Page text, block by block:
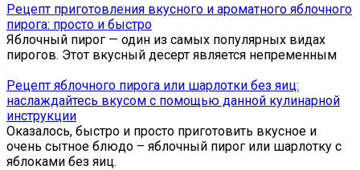
Рецепт приготовления вкусного и ароматного яблочного
пирога: просто и быстро
Яблочный пирог — один из самых популярных видах
пирогов. Этот вкусный десерт является непременным
Рецепт яблочного пирога или шарлотки без яиц:
наслаждайтесь вкусом с помощью данной кулинарной
инструкции
Оказалось, быстро и просто приготовить вкусное и
очень сытное блюдо – яблочный пирог или шарлотку с
яблоками без яиц.